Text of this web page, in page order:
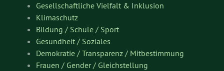
Gesellschaftliche Vielfalt & Inklusion
Klimaschutz
Bildung / Schule / Sport
Gesundheit / Soziales
Demokratie / Transparenz / Mitbestimmung
Frauen / Gender / Gleichstellung